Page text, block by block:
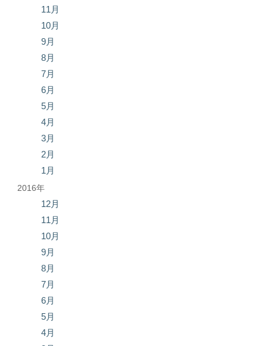
11月
10月
9月
8月
7月
6月
5月
4月
3月
2月
1月
2016年
12月
11月
10月
9月
8月
7月
6月
5月
4月